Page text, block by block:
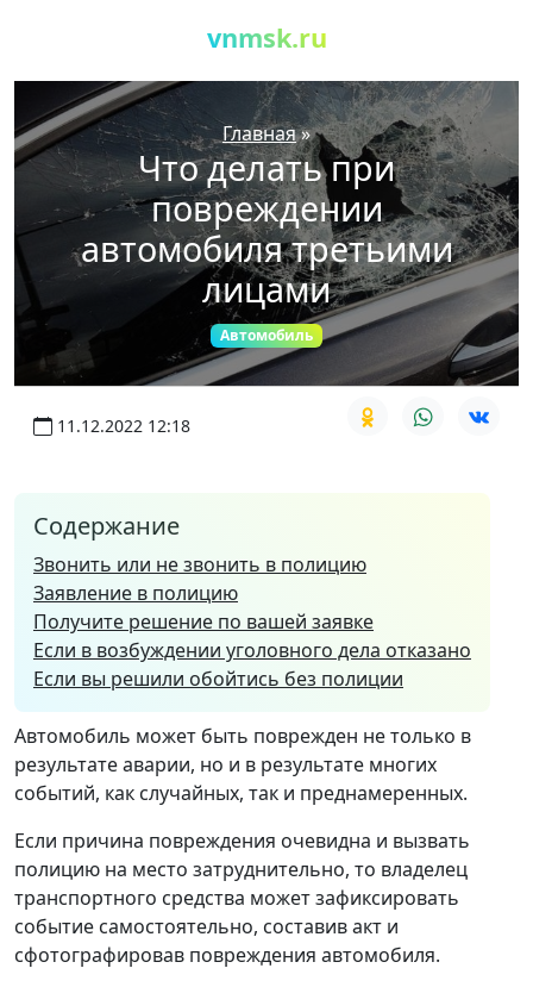
vnmsk.ru
Главная»
Что делать при
повреждении
автомобиля третьими
лицами
Автомобиль
11.12.2022 12:18
Содержание
Звонить или не звонить в полицию
Заявление в полицию
Получите решение по вашей заявке
Если в возбуждении уголовного дела отказано
Если вы решили обойтись без полиции
Автомобиль может быть поврежден не только в
результате аварии, но и в результате многих
событий, как случайных, так и преднамеренных.
Если причина повреждения очевидна и вызвать
полицию на место затруднительно, то владелец
транспортного средства может зафиксировать
событие самостоятельно, составив акт и
сфотографировав повреждения автомобиля.